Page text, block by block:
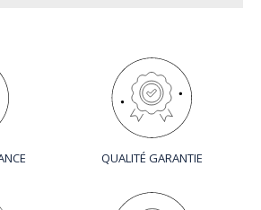
QUALITÉ GARANTIE